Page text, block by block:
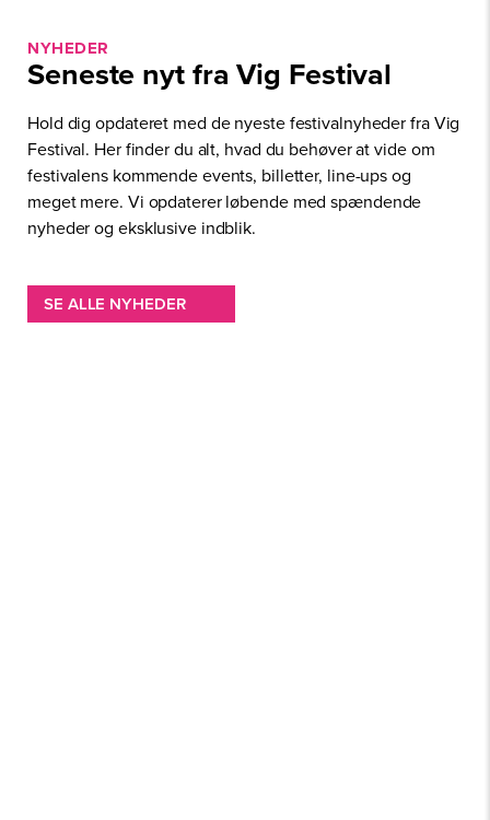
NYHEDER
Seneste nyt fra Vig Festival
Hold dig opdateret med de nyeste festivalnyheder fra Vig
Festival. Her finder du alt, hvad du behøver at vide om
festivalens kommende events, billetter, line-ups og
meget mere. Vi opdaterer løbende med spændende
nyheder og eksklusive indblik.
SE ALLE NYHEDER